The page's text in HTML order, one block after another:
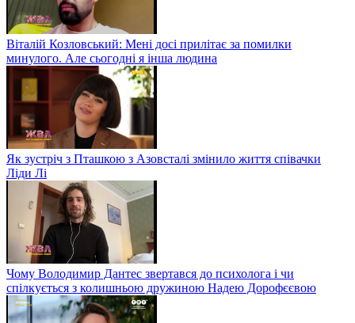
Віталій Козловський: Мені досі прилітає за помилки
минулого. Але сьогодні я інша людина
Як зустріч з Пташкою з Азовсталі змінило життя співачки
Ліди Лі
Чому Володимир Дантес звертався до психолога і чи
спілкується з колишньою дружиною Надею Дорофєєвою